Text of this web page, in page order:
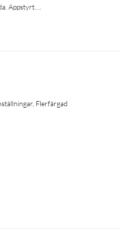
Appstyrt….
Flerfärgad